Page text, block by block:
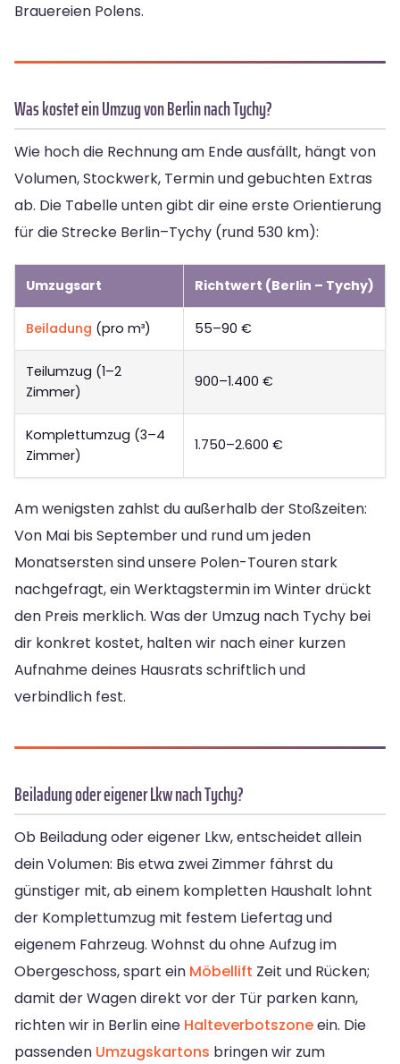
Brauereien Polens.
Was kostet ein Umzug von Berlin nach Tychy?
Wie hoch die Rechnung am Ende ausfällt, hängt von
Volumen, Stockwerk, Termin und gebuchten Extras
ab. Die Tabelle unten gibt dir eine erste Orientierung
für die Strecke Berlin–Tychy (rund 530 km):
Umzugsart Richtwert (Berlin – Tychy)
Beiladung (pro m³) 55–90 €
Teilumzug (1–2
Zimmer)
900–1.400 €
Komplettumzug (3–4
Zimmer)
1.750–2.600 €
Am wenigsten zahlst du außerhalb der Stoßzeiten:
Von Mai bis September und rund um jeden
Monatsersten sind unsere Polen-Touren stark
nachgefragt, ein Werktagstermin im Winter drückt
den Preis merklich. Was der Umzug nach Tychy bei
dir konkret kostet, halten wir nach einer kurzen
Aufnahme deines Hausrats schriftlich und
verbindlich fest.
Beiladung oder eigener Lkw nach Tychy?
Ob Beiladung oder eigener Lkw, entscheidet allein
dein Volumen: Bis etwa zwei Zimmer fährst du
günstiger mit, ab einem kompletten Haushalt lohnt
der Komplettumzug mit festem Liefertag und
eigenem Fahrzeug. Wohnst du ohne Aufzug im
Obergeschoss, spart ein Möbellift Zeit und Rücken;
damit der Wagen direkt vor der Tür parken kann,
richten wir in Berlin eine Halteverbotszoneein. Die
passenden Umzugskartons bringen wir zum